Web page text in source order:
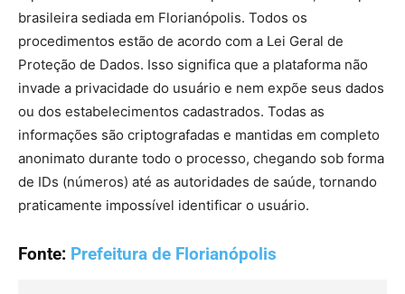
brasileira sediada em Florianópolis. Todos os
procedimentos estão de acordo com a Lei Geral de
Proteção de Dados. Isso significa que a plataforma não
invade a privacidade do usuário e nem expõe seus dados
ou dos estabelecimentos cadastrados. Todas as
informações são criptografadas e mantidas em completo
anonimato durante todo o processo, chegando sob forma
de IDs (números) até as autoridades de saúde, tornando
praticamente impossível identificar o usuário.
Fonte: Prefeitura de Florianópolis